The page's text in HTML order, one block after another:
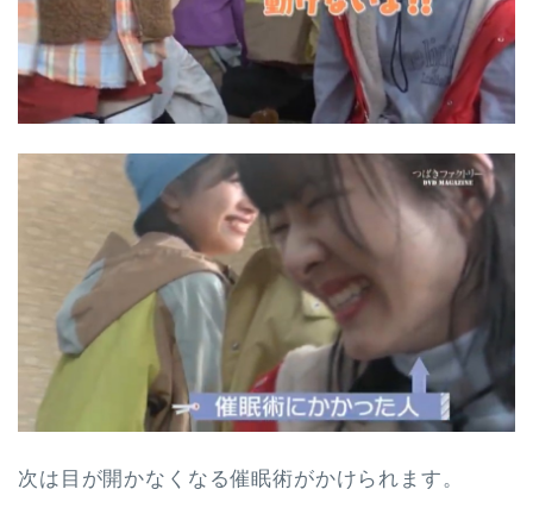
次は目が開かなくなる催眠術がかけられます。